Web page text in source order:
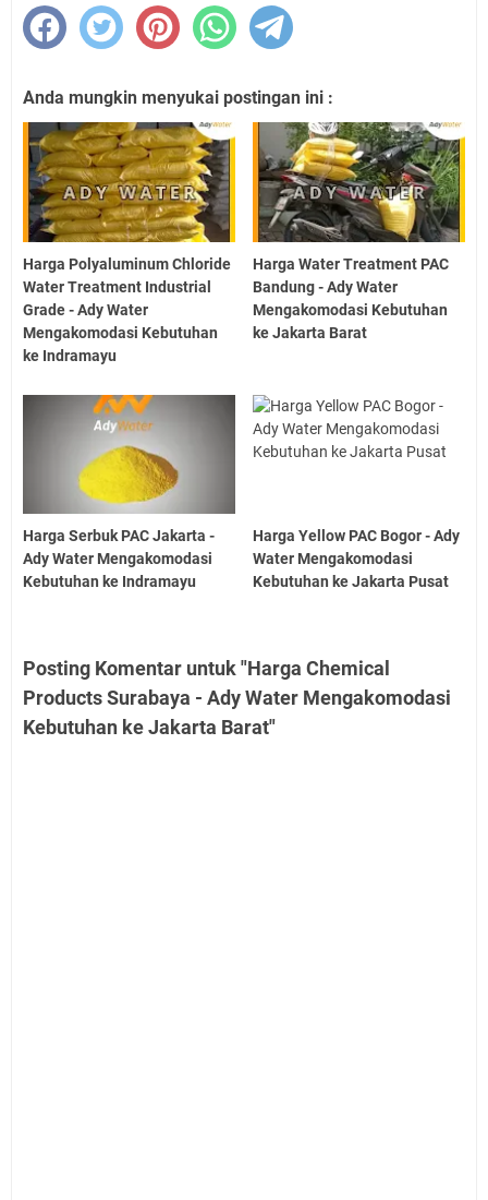
Anda mungkin menyukai postingan ini :
Harga Polyaluminum Chloride
Water Treatment Industrial
Grade - Ady Water
Mengakomodasi Kebutuhan
ke Indramayu
Harga Water Treatment PAC
Bandung - Ady Water
Mengakomodasi Kebutuhan
ke Jakarta Barat
Harga Serbuk PAC Jakarta -
Ady Water Mengakomodasi
Kebutuhan ke Indramayu
Harga Yellow PAC Bogor - Ady
Water Mengakomodasi
Kebutuhan ke Jakarta Pusat
Posting Komentar untuk "Harga Chemical
Products Surabaya - Ady Water Mengakomodasi
Kebutuhan ke Jakarta Barat"